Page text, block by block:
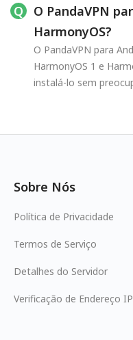
O PandaVPN
HarmonyOS?
O PandaVPN para
HarmonyOS 1 e
instalá-lo sem
Sobre Nós
Política de Privacidade
Termos de Serviço
Detalhes do Servidor
Verificação de Endereço IP